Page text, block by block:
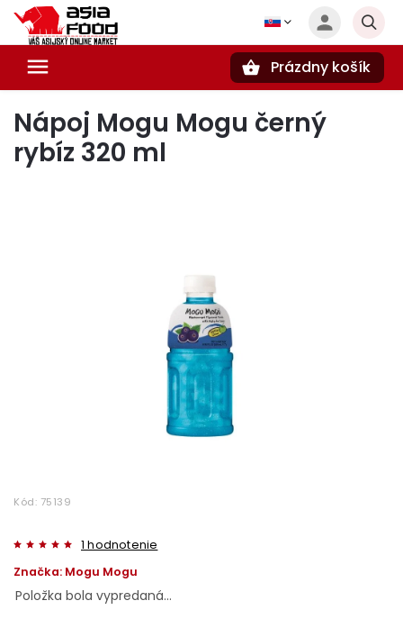
Prázdny košík
Nápoj Mogu Mogu černý
rybíz 320 ml
Kód: 75139
1 hodnotenie
Značka: Mogu Mogu
Položka bola vypredaná…